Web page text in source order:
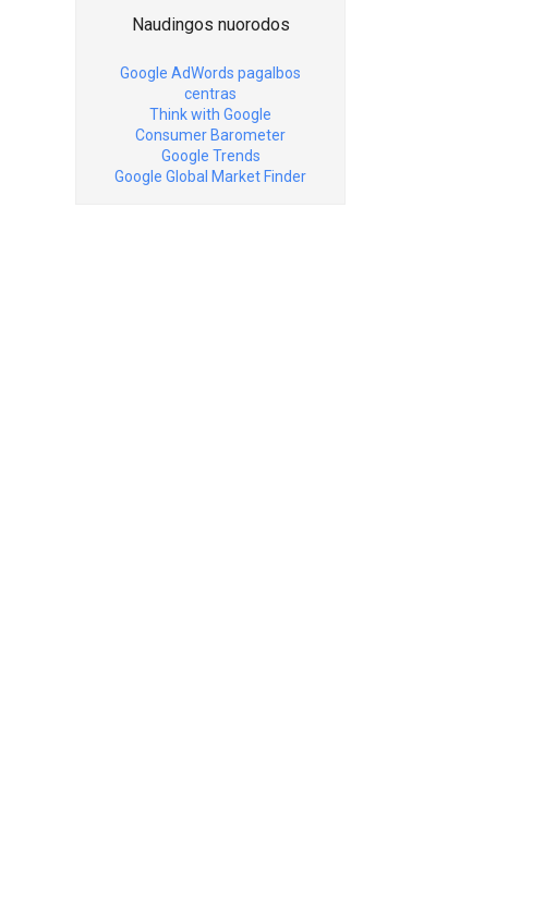
Naudingos nuorodos
Google AdWords pagalbos
centras
Think with Google
Consumer Barometer
Google Trends
Google Global Market Finder